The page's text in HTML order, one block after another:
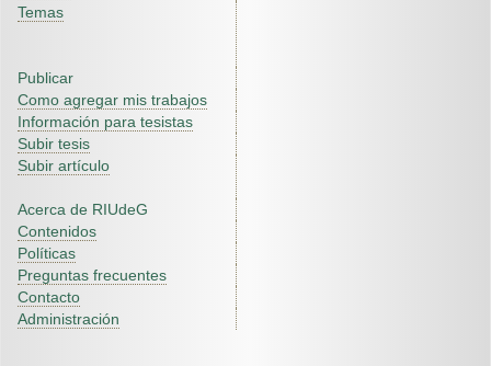
Temas
Publicar
Como agregar mis trabajos
Información para tesistas
Subir tesis
Subir artículo
Acerca de RIUdeG
Contenidos
Políticas
Preguntas frecuentes
Contacto
Administración